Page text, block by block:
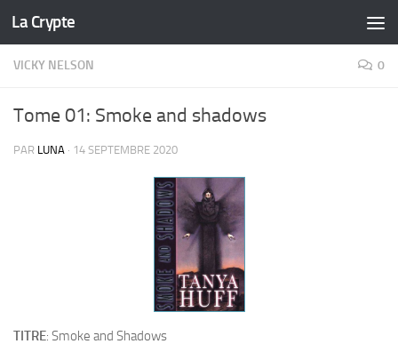
Skip to content
La Crypte
VICKY NELSON 0
Tome 01: Smoke and shadows
PAR LUNA · 14 SEPTEMBRE 2020
TITRE: Smoke and Shadows